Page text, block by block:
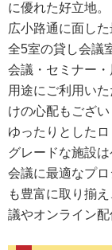
に優れた好立地。
広小路通に面し
全5室の貸し会議
会議・セミナー
用途にご利用い
けの心配もござい
ゆったりとした
グレードな施設は
会議に最適なプ
も豊富に取り揃
議やオンライン配